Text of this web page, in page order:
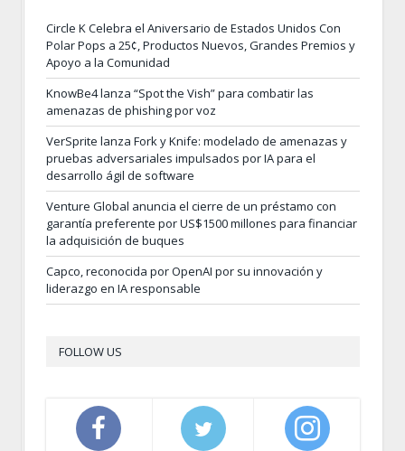
Circle K Celebra el Aniversario de Estados Unidos Con
Polar Pops a 25¢, Productos Nuevos, Grandes Premios y
Apoyo a la Comunidad
KnowBe4 lanza “Spot the Vish” para combatir las
amenazas de phishing por voz
VerSprite lanza Fork y Knife: modelado de amenazas y
pruebas adversariales impulsados por IA para el
desarrollo ágil de software
Venture Global anuncia el cierre de un préstamo con
garantía preferente por US$1500 millones para financiar
la adquisición de buques
Capco, reconocida por OpenAI por su innovación y
liderazgo en IA responsable
FOLLOW US